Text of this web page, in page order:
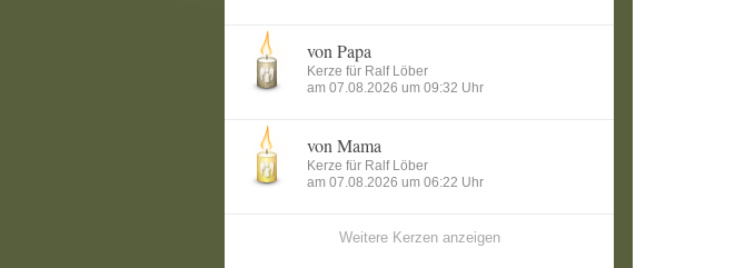
von Papa
Kerze für Ralf Löber
am 07.08.2026 um 09:32 Uhr
von Mama
Kerze für Ralf Löber
am 07.08.2026 um 06:22 Uhr
Weitere Kerzen anzeigen